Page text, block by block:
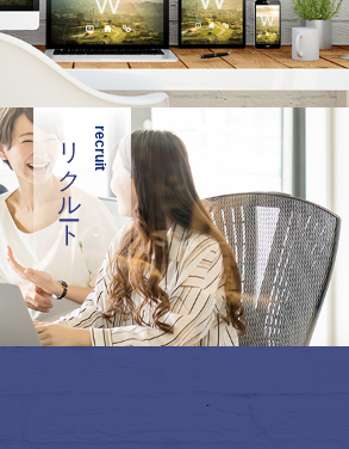
recruit
リクルート